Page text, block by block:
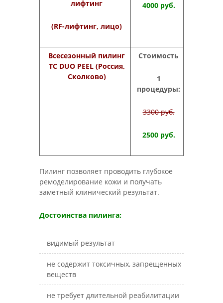
лифтинг
(RF-лифтинг, лицо)
4000 руб.
Всесезонный пилинг
ТС DUO PEEL(Россия,
Сколково)
Стоимость
1
процедуры:
3300 руб.
2500 руб.
Пилинг позволяет проводить глубокое
ремоделирование кожи и получать
заметный клинический результат.
Достоинства пилинга:
видимый результат
не содержит токсичных, запрещенных
веществ
не требует длительной реабилитации